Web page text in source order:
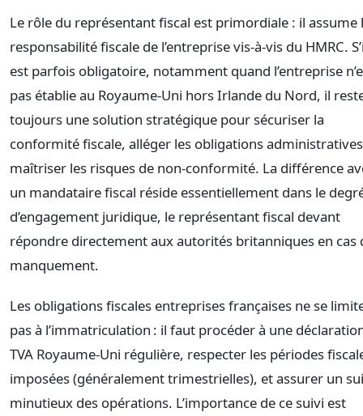
Le rôle du représentant fiscal est primordiale : il assume
responsabilité fiscale de l’entreprise vis-à-vis du HMRC.
est parfois obligatoire, notamment quand l’entreprise
pas établie au Royaume-Uni hors Irlande du Nord, il
toujours une solution stratégique pour sécuriser la
conformité fiscale, alléger les obligations
maîtriser les risques de non-conformité. La différence
un mandataire fiscal réside essentiellement dans le
d’engagement juridique, le représentant fiscal devant
répondre directement aux autorités britanniques en cas
manquement.
Les obligations fiscales entreprises françaises ne se
pas à l’immatriculation : il faut procéder à une
TVA Royaume-Uni régulière, respecter les périodes
imposées (généralement trimestrielles), et assurer un
minutieux des opérations. L’importance de ce suivi est